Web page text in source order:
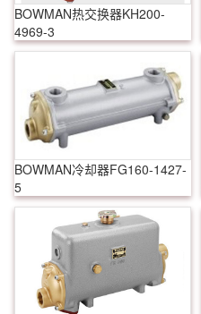
BOWMAN热交换器KH200-
4969-3
BOWMAN冷却器FG160-1427-
5